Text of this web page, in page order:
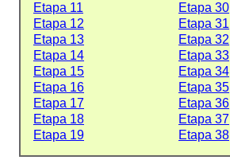
Etapa 11
Etapa 30
Etapa 12
Etapa 31
Etapa 13
Etapa 32
Etapa 14
Etapa 33
Etapa 15
Etapa 34
Etapa 16
Etapa 35
Etapa 17
Etapa 36
Etapa 18
Etapa 37
Etapa 19
Etapa 38